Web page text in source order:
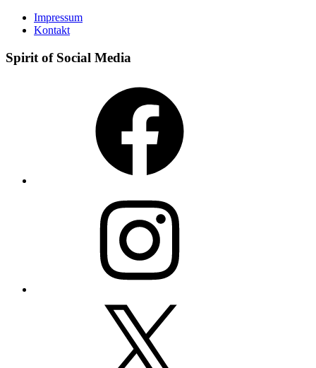
Impressum
Kontakt
Spirit of Social Media